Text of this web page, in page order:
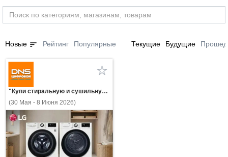
Новые sort Рейтинг Популярные Текущие Будущие
"Купи стиральную и сушильную машины LG — получи скидку 10%!"
(30 Мая - 8 Июня 2026)